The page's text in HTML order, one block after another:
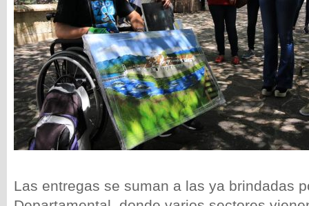
Las entregas se suman a las ya brindadas